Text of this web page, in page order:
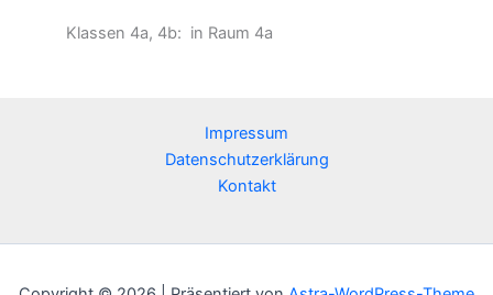
Klassen 4a, 4b: in Raum 4a
Impressum
Datenschutzerklärung
Kontakt